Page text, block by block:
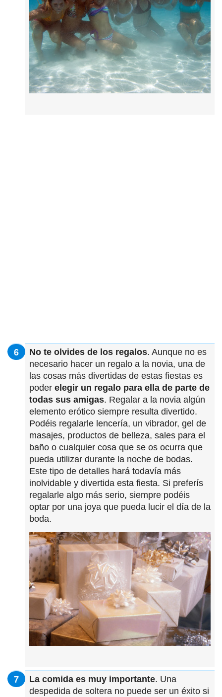
No te olvides de los regalos. Aunque no es
necesario hacer un regalo a la novia, una de
las cosas más divertidas de estas fiestas es
poder elegir un regalo para ella de parte de
todas sus amigas. Regalar a la novia algún
elemento erótico siempre resulta divertido.
Podéis regalarle lencería, un vibrador, gel de
masajes, productos de belleza, sales para el
baño o cualquier cosa que se os ocurra que
pueda utilizar durante la noche de bodas.
Este tipo de detalles hará todavía más
inolvidable y divertida esta fiesta. Si preferís
regalarle algo más serio, siempre podéis
optar por una joya que pueda lucir el día de la
boda.
La comida es muy importante. Una
despedida de soltera no puede ser un éxito si